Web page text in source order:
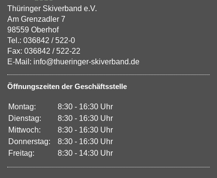
Thüringer Skiverband e.V.
Am Grenzadler 7
98559 Oberhof
Tel.: 036842 / 522-0
Fax: 036842 / 522-22
E-Mail: info@thueringer-skiverband.de
Öffnungszeiten der Geschäftsstelle
Montag:
8:30 - 16:30 Uhr
Dienstag:
8:30 - 16:30 Uhr
Mittwoch:
8:30 - 16:30 Uhr
Donnerstag:
8:30 - 16:30 Uhr
Freitag:
8:30 - 14:30 Uhr